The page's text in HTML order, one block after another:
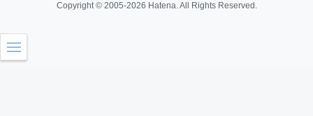
Copyright © 2005-2026 Hatena. All Rights Reserved.